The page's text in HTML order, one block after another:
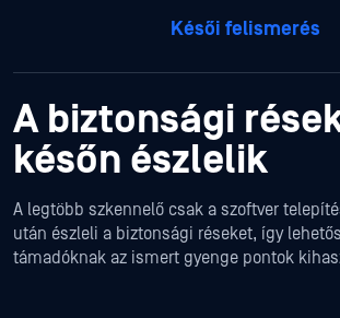
Késői felismerés
A biztonsági
későn észlelik
A legtöbb szkennelő csak a szoftver
után észleli a biztonsági réseket, így
támadóknak az ismert gyenge pontok